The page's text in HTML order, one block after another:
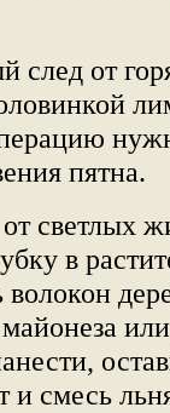
след от
пятна.
светлых
в
волокон
и смесь